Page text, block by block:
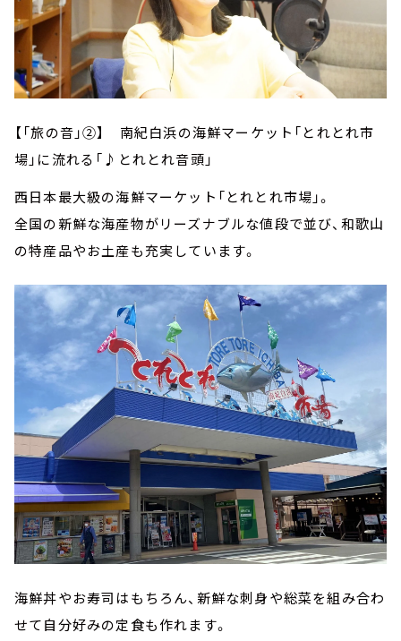
【「旅の音」②】 南紀白浜の海鮮マーケット「とれとれ市
場」に流れる「♪とれとれ音頭」
西日本最大級の海鮮マーケット「とれとれ市場」。
全国の新鮮な海産物がリーズナブルな値段で並び、和歌山
の特産品やお土産も充実しています。
海鮮丼やお寿司はもちろん、新鮮な刺身や総菜を組み合わ
せて自分好みの定食も作れます。